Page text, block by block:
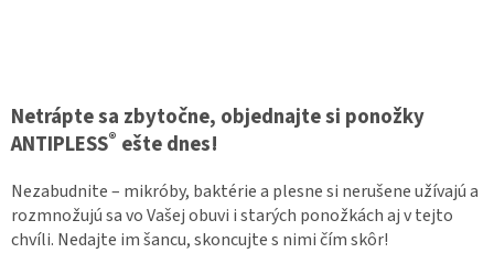
Netrápte sa zbytočne, objednajte si ponožky
ANTIPLESS® ešte dnes!
Nezabudnite – mikróby, baktérie a plesne si nerušene užívajú a
rozmnožujú sa vo Vašej obuvi i starých ponožkách aj v tejto
chvíli. Nedajte im šancu, skoncujte s nimi čím skôr!